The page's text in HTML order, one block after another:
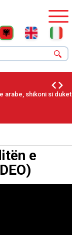
arabe, shikoni si duket
e